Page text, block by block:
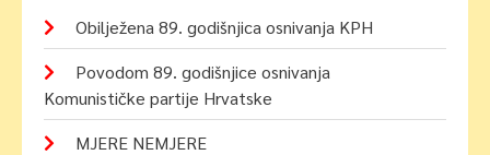
Obilježena 89. godišnjica osnivanja KPH
Povodom 89. godišnjice osnivanja
Komunističke partije Hrvatske
MJERE NEMJERE